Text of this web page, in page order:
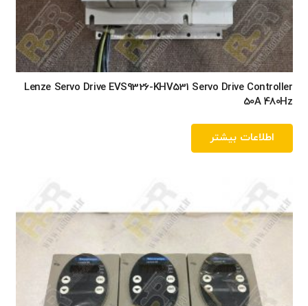
Lenze Servo Drive EVS9326-KHV531 Servo Drive Controller
50A 480Hz
اطلاعات بیشتر